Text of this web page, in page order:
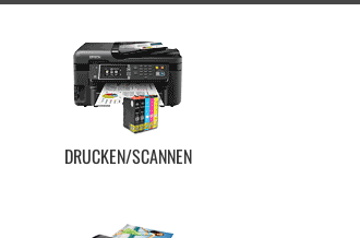
DRUCKEN/SCANNEN